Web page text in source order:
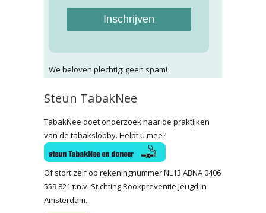
Inschrijven
We beloven plechtig: geen spam!
Steun TabakNee
TabakNee doet onderzoek naar de praktijken
van de tabakslobby. Helpt u mee?
Of stort zelf op rekeningnummer NL13 ABNA 0406
559 821 t.n.v. Stichting Rookpreventie Jeugd in
Amsterdam..